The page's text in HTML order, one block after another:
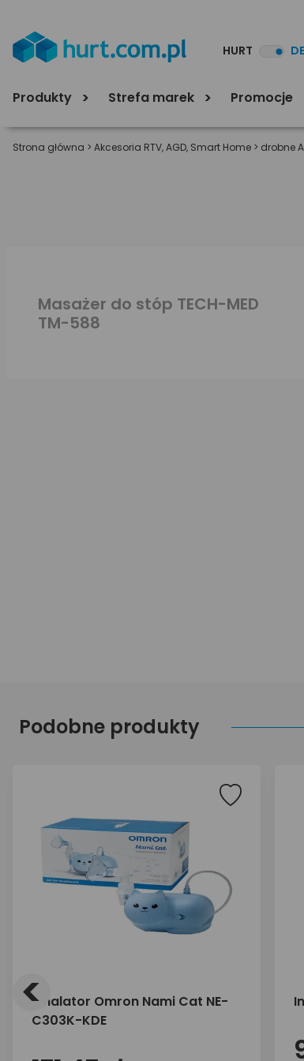
HURT
Produkty Strefa marek Promocje
Strona główna > Akcesoria RTV, AGD, Smart Home > drobne
Masażer do stóp TECH-MED
TM-588
Podobne produkty
Inhalator Omron Nami Cat NE-
C303K-KDE
<